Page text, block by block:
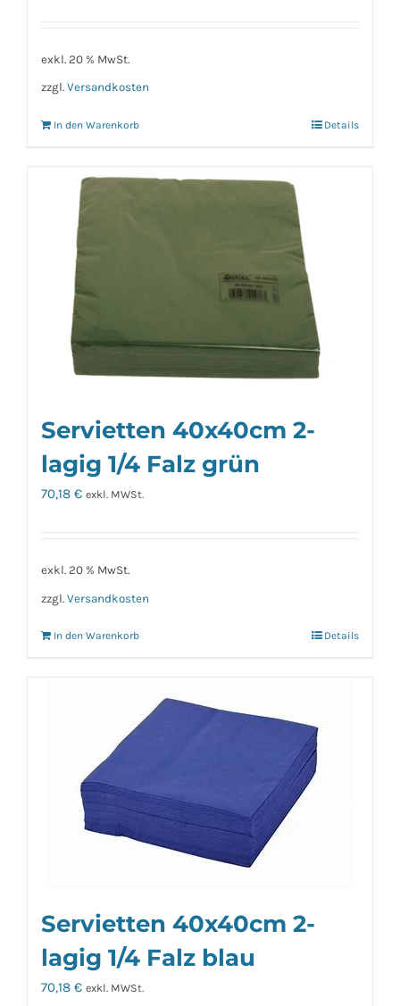
exkl. 20 % MwSt.
zzgl. Versandkosten
In den Warenkorb Details
Servietten 40x40cm 2-
lagig 1/4 Falz grün
70,18 € exkl. MWSt.
exkl. 20 % MwSt.
zzgl. Versandkosten
In den Warenkorb Details
Servietten 40x40cm 2-
lagig 1/4 Falz blau
70,18 € exkl. MWSt.